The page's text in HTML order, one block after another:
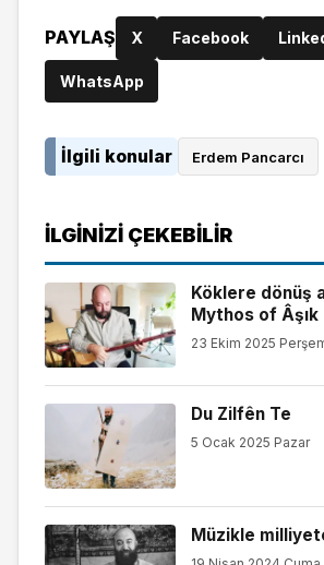
PAYLAŞ X Facebook
WhatsApp
İlgili konular Erdem Pancarcı
İLGINIZI ÇEKEBILIR
Köklere dönüş
Mythos of Âşık
23 Ekim 2025
Du Zilfên Te
5 Ocak 2025 Pazar
Müzikle